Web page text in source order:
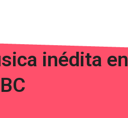
inédita en